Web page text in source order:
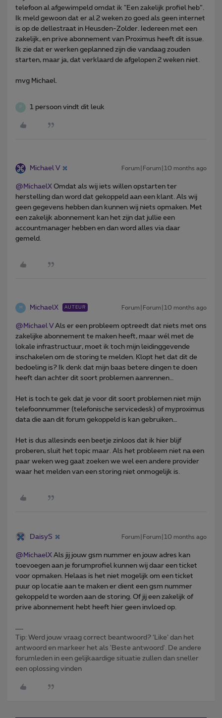
telefoon al afgewimpeld omdat ik "Een zakelijk profiel heb”.
Ik meld gewoon dat er al 2 weken zo goed als geen internet
is op de dellestraat in Heusden-Zolder. Iedereen met een
zakelijk, en prive abonnement van Proximus heeft dit issue.
Ik zie dat er werken geplanned zijn die vandaag zouden
starten, maar ja, dat verklaard de afgelopen 2 weken niet.
mvg Michael.
P 1 persoon vindt dit leuk
Michael V Forum|Forum|10 months ago
@MichaelX Omdat als wij iets willen opstarten ter
herstelling dan word dat gekoppeld aan een klant. Als wij
geen gegevens hebben dan kunnen wij niets opmaken. Met
een zakelijk abonnement kan het zijn dat jullie een
accountmanager hebben en dan word alles via daar
gemeld.
M MichaelX AUTEUR Forum|Forum|10 months ago
@Michael VAls er een probleem optreedt dat niets met ons
zakelijke abonnement te maken heeft, maar wél met de
lokale infrastructuur, moet ik toch mijn leidinggevende
inschakelen om de storing te melden. Klopt het dat dit de
bedoeling is? Ik denk dat mijn baas betere dingen te doen
heeft dan achter dit soort problemen aanrennen…
Het is toch te gek dat je voor dit soort problemen niet mijn
telefoonnummer (telefonische servicedesk) of myproximus
data die aan dit forum gekoppeld is kan gebruiken…
Het is dus allesinds een beetje zinloos dat ik hier blijf
proberen, sluit het topic maar. Als het probleem niet na een
paar weken weg gaat zoeken we wel een andere provider
waar het melden van een storing niet onmogelijk is.
DaisyS Forum|Forum|10 months ago
@MichaelX Als jij jouw gsm nummer en jouw adres kan
toevoegen aan je forumprofiel kunnen wij daar een ticket
voor opmaken. Helaas is het niet mogelijk om een ticket
puur op locatie aan te maken er dient een gsm nummer
gekoppeld te worden aan de storing. Of jij een zakelijk of
prive abonnement hebt heeft hier geen invloed op.
Tip: Werd jouw vraag correct beantwoord? ‘Like’ dan het
antwoord en markeer het als 'Beste antwoord'. De andere
forumleden in een gelijkaardige situatie zullen dan sneller
een oplossing vinden